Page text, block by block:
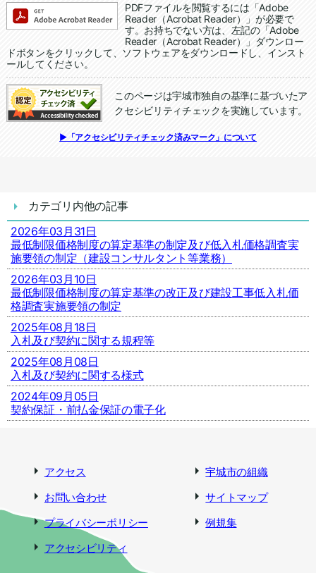
追加情報：PDFファイルPDFファイルを閲覧するには「Adobe
Reader（Acrobat Reader）」が必要で
す。お持ちでない方は、左記の「Adobe
Reader（Acrobat Reader）」ダウンロー
ドボタンをクリックして、ソフトウェアをダウンロードし、インスト
ールしてください。
追加情報：アクセシビリティチェック
このページは宇城市独自の基準に基づいたア
クセシビリティチェックを実施しています。
▶「アクセシビリティチェック済みマーク」について
カテゴリ内他の記事
2026年03月31日
最低制限価格制度の算定基準の制定及び低入札価格調査実
施要領の制定（建設コンサルタント等業務）
2026年03月10日
最低制限価格制度の算定基準の改正及び建設工事低入札価
格調査実施要領の制定
2025年08月18日
入札及び契約に関する規程等
2025年08月08日
入札及び契約に関する様式
2024年09月05日
契約保証・前払金保証の電子化
アクセス
宇城市の組織
お問い合わせ
サイトマップ
プライバシーポリシー
例規集
アクセシビリティ